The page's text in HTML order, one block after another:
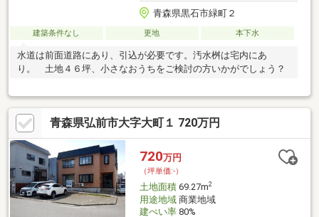
青森県黒石市緑町２
建築条件なし 更地 本下水
水道は前面道路にあり、引込が必要です。汚水桝は宅内にあ
り。 土地４６坪、小さなおうちをご検討の方いかがでしょう？
青森県弘前市大字大町１ 720万円
720万円
（坪単価:-）
土地面積69.27m2
用途地域商業地域
建ぺい率80%